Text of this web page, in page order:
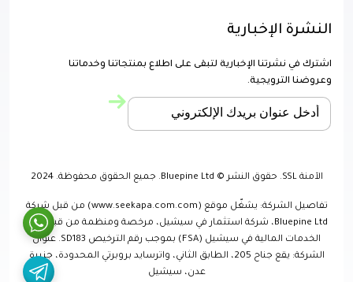
النشرة الإخبارية
اشترك في نشرتنا الإخبارية لتبقى على اطلاع بمنتجاتنا وخدماتنا
وعروضنا الترويجية.
الآمنة SSL. حقوق النشر © Bluepine Ltd. جميع الحقوق محفوظة. 2024
تفاصيل الشركة: يشغّل موقع (www.seekapa.com.com) من قبل شركة
Bluepine Ltd، شركة استثمار في سيشيل، مرخصة ومنظمة من قبل هيئة
الخدمات المالية في سيشيل (FSA) بموجب رقم الترخيص SD183. عنوان
الشركة: يقع جناح 205، الطابق الثاني، واترسايد بروبرتي المحدودة، جزيرة
عدن، سيشيل